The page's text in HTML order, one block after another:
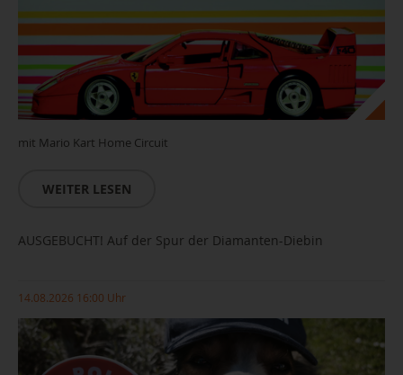
mit Mario Kart Home Circuit
WEITER LESEN
AUSGEBUCHT! Auf der Spur der Diamanten-Diebin
14.08.2026 16:00 Uhr